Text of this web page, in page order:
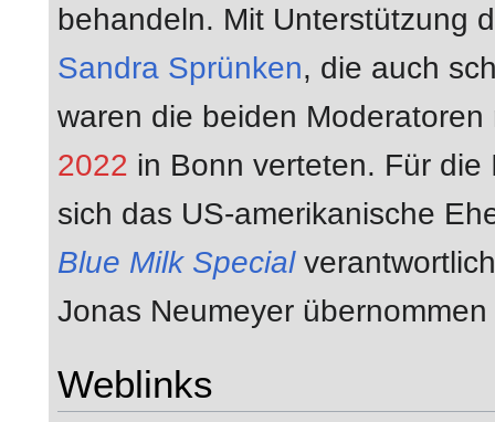
behandeln. Mit Unterstützung
Sandra Sprünken, die auch
waren die beiden
2022 in Bonn verteten. Für
sich das US-amerikanische
Blue Milk Special
Jonas Neumeyer übernommen
Weblinks